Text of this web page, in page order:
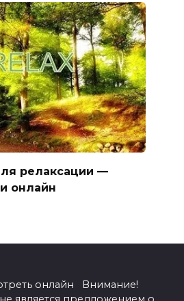
релаксации —
онлайн
онлайн Внимание!